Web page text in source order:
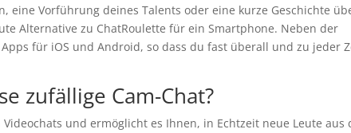
eine Vorführung deines Talents oder eine kurze Geschichte
Alternative zu ChatRoulette für ein Smartphone. Neben der
für iOS und Android, so dass du fast überall und zu jeder
zufällige Cam-Chat?
und ermöglicht es Ihnen, in Echtzeit neue Leute aus